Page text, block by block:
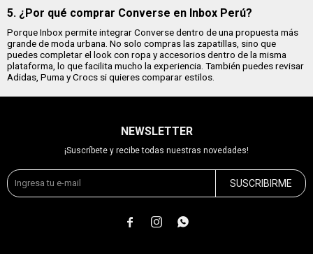
5. ¿Por qué comprar Converse en Inbox Perú?
Porque Inbox permite integrar Converse dentro de una propuesta más
grande de moda urbana. No solo compras las zapatillas, sino que
puedes completar el look con ropa y accesorios dentro de la misma
plataforma, lo que facilita mucho la experiencia. También puedes revisar
Adidas, Puma y Crocs si quieres comparar estilos.
NEWSLETTER
¡Suscríbete y recibe todas nuestras novedades!
SUSCRIBIRME
  